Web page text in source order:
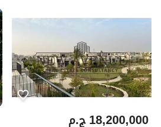
ج.م18,200,000